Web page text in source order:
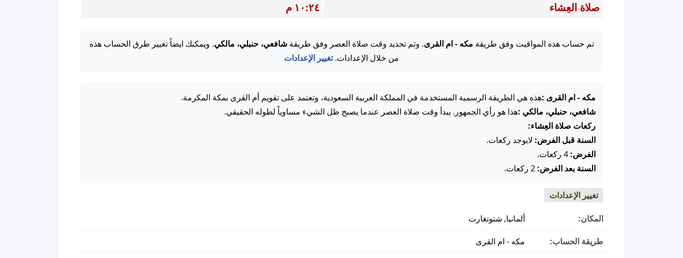
صلاة العِشاء
١٠:٢٤ م
تم حساب هذه المواقيت وفق طريقة مكه - ام القرى. وتم تحديد وقت صلاة العصر وفق طريقةشافعي، حنبلي، مالكي. ويمكنك ايضاً تغيير طرق الحساب هذه
من خلال الإعدادات.تغيير الإعدادات
مكه - ام القرى :هذه هي الطريقة الرسمية المستخدمة في المملكة العربية السعودية، وتعتمد على تقويم أم القرى بمكة المكرمة.
شافعي، حنبلي، مالكي :هذا هو رأي الجمهور. يبدأ وقت صلاة العصر عندما يصبح ظل الشيء مساوياً لطوله الحقيقي.
ركعات صلاة العِشاء:
السنة قبل الفرض: لايوجد ركعات.
الفرض:
السنة بعد الفرض:
تغيير الإعدادات
المكان: ألمانيا, شتوتغارت
طريقة الحساب: مكه - ام القرى